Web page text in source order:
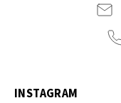
INSTAGRAM